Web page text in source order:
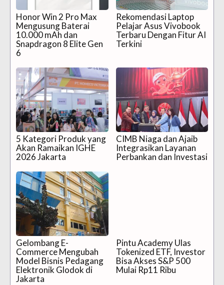
Honor Win 2 Pro Max
Mengusung Baterai
10.000 mAh dan
Snapdragon 8 Elite Gen
6
Rekomendasi Laptop
Pelajar Asus Vivobook
Terbaru Dengan Fitur AI
Terkini
5 Kategori Produk yang
Akan Ramaikan IGHE
2026 Jakarta
CIMB Niaga dan Ajaib
Integrasikan Layanan
Perbankan dan Investasi
Gelombang E-
Commerce Mengubah
Model Bisnis Pedagang
Elektronik Glodok di
Jakarta
Pintu Academy Ulas
Tokenized ETF, Investor
Bisa Akses S&P 500
Mulai Rp11 Ribu